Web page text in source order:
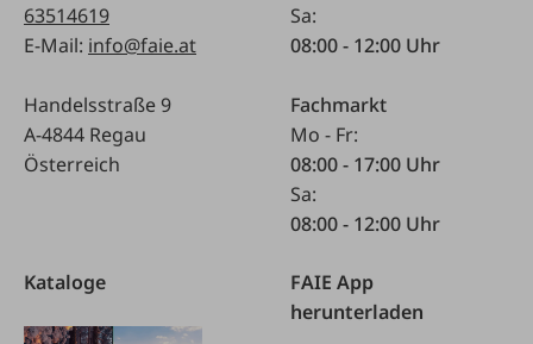
63514619
E-Mail: info@faie.at
Handelsstraße 9
A-4844 Regau
Österreich
Sa:
08:00 - 12:00 Uhr
Fachmarkt
Mo - Fr:
08:00 - 17:00 Uhr
Sa:
08:00 - 12:00 Uhr
Kataloge
FAIE App
herunterladen